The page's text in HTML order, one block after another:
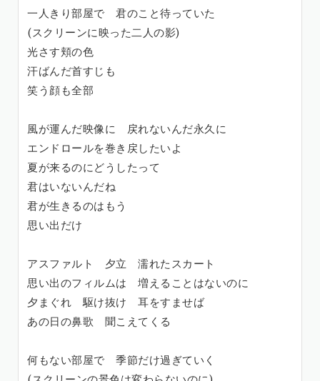
一人きり部屋で 君のこと待っていた
(スクリーンに映った二人の影)
光さす頬の色
汗ばんだ首すじも
笑う顔も全部
風が運んだ映像に 戻れないんだ永久に
エンドロールを巻き戻したいよ
夏が来るのにどうしたって
君はいないんだね
君が生きるのはもう
思い出だけ
アスファルト 夕立 濡れたスカート
思い出のフィルムは 増えることはないのに
夕まぐれ 駆け抜け 耳をすませば
あの日の鼻歌 聞こえてくる
何もない部屋で 季節だけ過ぎていく